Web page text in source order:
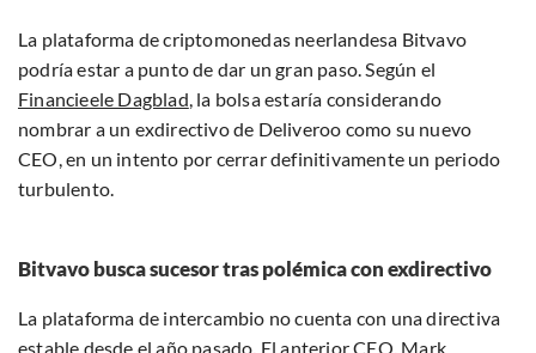
La plataforma de criptomonedas neerlandesa Bitvavo
podría estar a punto de dar un gran paso. Según el
Financieele Dagblad, la bolsa estaría considerando
nombrar a un exdirectivo de Deliveroo como su nuevo
CEO, en un intento por cerrar definitivamente un periodo
turbulento.
Bitvavo busca sucesor tras polémica con exdirectivo
La plataforma de intercambio no cuenta con una directiva
estable desde el año pasado. El anterior CEO, Mark